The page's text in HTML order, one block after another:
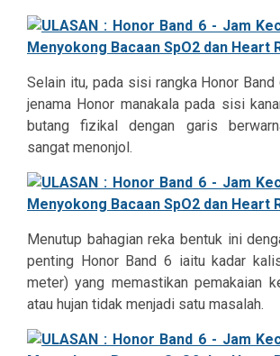
Selain itu, pada sisi rangka Honor
jenama Honor manakala pada sisi
butang fizikal dengan garis
sangat menonjol.
Menutup bahagian reka bentuk ini
penting Honor Band 6 iaitu kadar
meter) yang memastikan pemakaian
atau hujan tidak menjadi satu masalah.